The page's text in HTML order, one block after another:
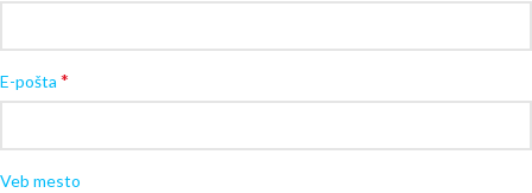
E-pošta *
Veb mesto